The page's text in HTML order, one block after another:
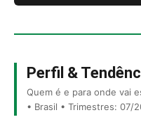
Perfil &
Quem é e para onde vai
• Brasil • Trimestres: 07/